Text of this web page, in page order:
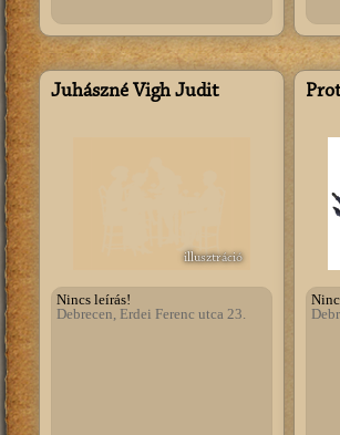
Juhászné Vigh Judit
illusztráció
Nincs leírás!
Debrecen, Erdei Ferenc utca 23.